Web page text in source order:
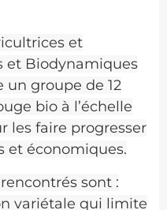
et
et Biodynamiques
groupe de 12
bio à l’échelle
les faire progresser
et économiques.
sont :
variétale qui limite